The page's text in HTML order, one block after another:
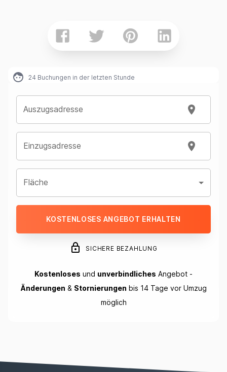
24 Buchungen in der letzten Stunde
Auszugsadresse
Einzugsadresse
Fläche
KOSTENLOSES ANGEBOT ERHALTEN
SICHERE BEZAHLUNG
Kostenloses und unverbindliches Angebot -
Änderungen & Stornierungen bis 14 Tage vor Umzug
möglich